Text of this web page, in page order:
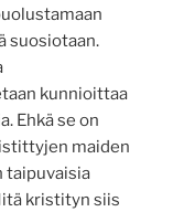
suosiotaan.
kunnioittaa
Ehkä se on
maiden
taipuvaisia
kristityn siis